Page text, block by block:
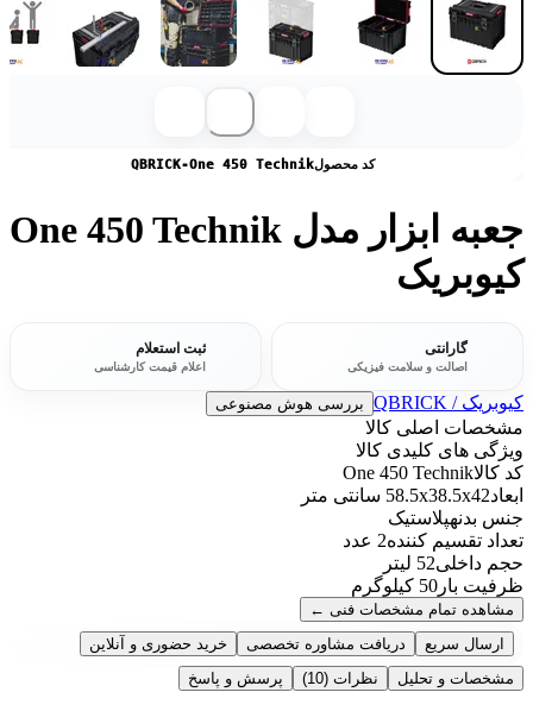
کد محصولQBRICK-One 450 Technik
جعبه ابزار مدل One 450 Technik
کیوبریک
گارانتی
اصالت و سلامت فیزیکی
ثبت استعلام
اعلام قیمت کارشناسی
کیوبریک / QBRICK بررسی هوش مصنوعی
مشخصات اصلی کالا
ویژگی های کلیدی کالا
کد کالاOne 450 Technik
ابعاد58.5x38.5x42 سانتی متر
جنس بدنهپلاستیک
تعداد تقسیم کننده2 عدد
حجم داخلی52 لیتر
ظرفیت بار 50 کیلوگرم
مشاهده تمام مشخصات فنی ←
ارسال سریع
دریافت مشاوره تخصصی
خرید حضوری و آنلاین
مشخصات و تحلیل
نظرات (10) پرسش و پاسخ